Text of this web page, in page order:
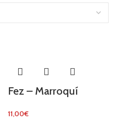
Fez – Marroquí
11,00€